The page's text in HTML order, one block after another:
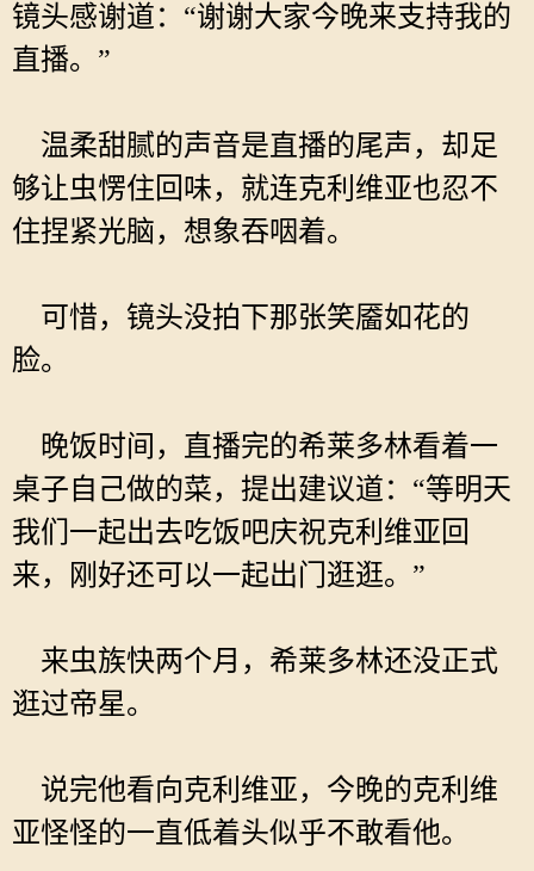
镜头感谢道：“谢谢大家今晚来支持我的
直播。”
温柔甜腻的声音是直播的尾声，却足
够让虫愣住回味，就连克利维亚也忍不
住捏紧光脑，想象吞咽着。
可惜，镜头没拍下那张笑靥如花的
脸。
晚饭时间，直播完的希莱多林看着一
桌子自己做的菜，提出建议道：“等明天
我们一起出去吃饭吧庆祝克利维亚回
来，刚好还可以一起出门逛逛。”
来虫族快两个月，希莱多林还没正式
逛过帝星。
说完他看向克利维亚，今晚的克利维
亚怪怪的一直低着头似乎不敢看他。